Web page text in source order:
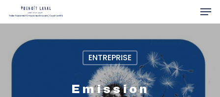
Hit enter to search or ESC to close
ENTREPRISE
Emission